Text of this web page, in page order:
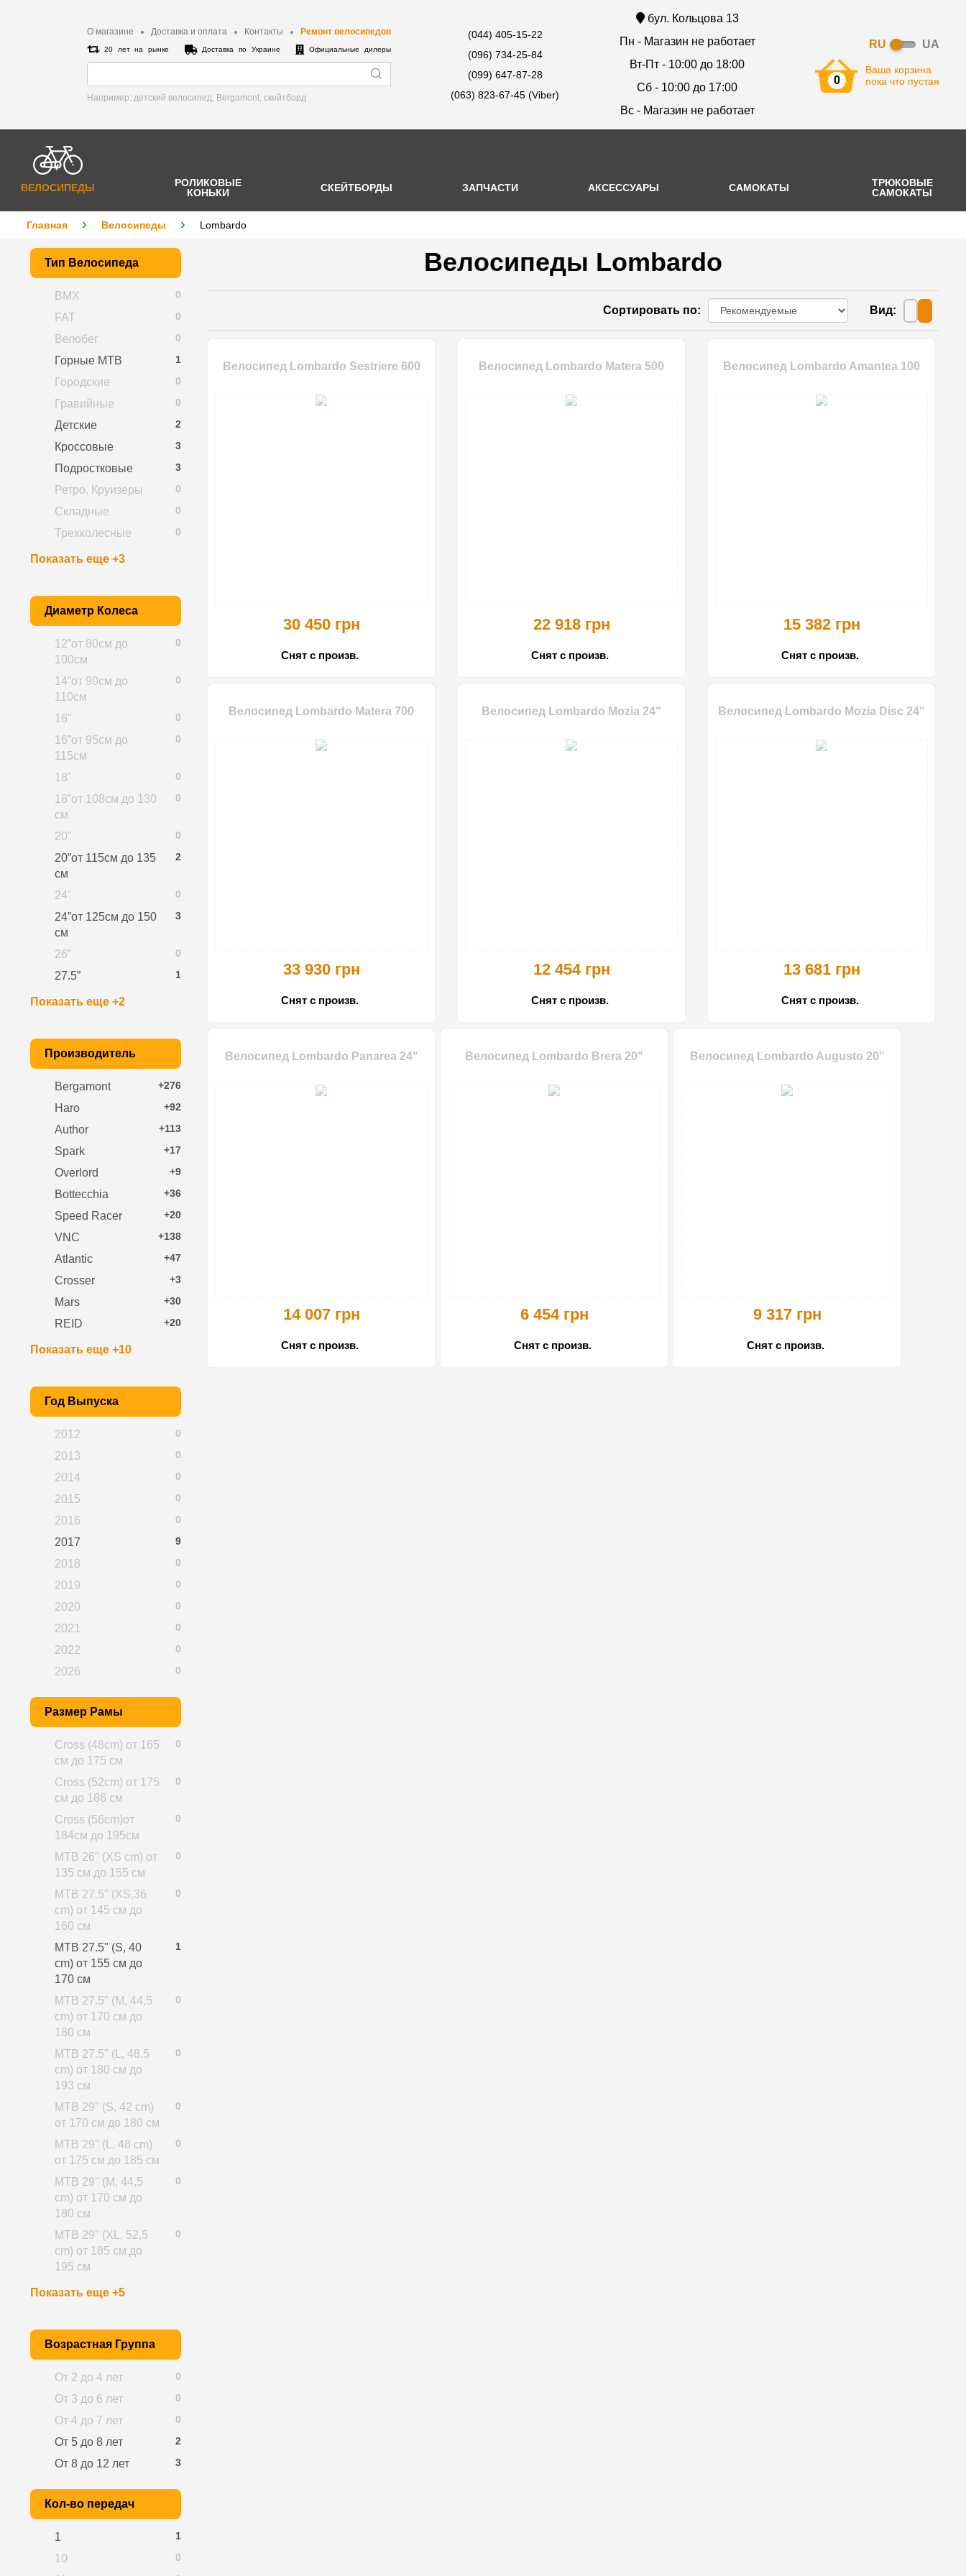
О магазине Доставка и оплата Контакты Ремонт велосипедов
20 лет на рынке Доставка по Украине Официальные дилеры
Например: детский велосипед, Bergamont, cкейтборд
(044) 405-15-22
(096) 734-25-84
(099) 647-87-28
(063) 823-67-45 (Viber)
бул. Кольцова 13
Пн - Магазин не работает
Вт-Пт - 10:00 до 18:00
Сб - 10:00 до 17:00
Вс - Магазин не работает
RU UA
0
Ваша корзина
пока что пустая
ВЕЛОСИПЕДЫ
РОЛИКОВЫЕ
КОНЬКИ
СКЕЙТБОРДЫ ЗАПЧАСТИ АКСЕССУАРЫ САМОКАТЫ
ТРЮКОВЫЕ
САМОКАТЫ
Главная Велосипеды Lombardo
Велосипеды Lombardo
Сортировать по: Вид:
Велосипед Lombardo Sestriere 600
30 450 грн
Снят с произв.
Велосипед Lombardo Matera 500
22 918 грн
Снят с произв.
Велосипед Lombardo Amantea 100
15 382 грн
Снят с произв.
Велосипед Lombardo Matera 700
33 930 грн
Снят с произв.
Велосипед Lombardo Mozia 24"
12 454 грн
Снят с произв.
Велосипед Lombardo Mozia Disc 24"
13 681 грн
Снят с произв.
Велосипед Lombardo Panarea 24"
14 007 грн
Снят с произв.
Велосипед Lombardo Brera 20"
6 454 грн
Снят с произв.
Велосипед Lombardo Augusto 20"
9 317 грн
Снят с произв.
Тип Велосипеда
0
BMX
0
FAT
0
Велобег
1
Горные MTB
0
Городские
0
Гравийные
2
Детские
3
Кроссовые
3
Подростковые
0
Ретро, Круизеры
0
Складные
0
Трехколесные
Показать еще +3
Диаметр Колеса
0
12”от 80см до
100см
0
14”от 90см до
110см
0
16"
0
16”от 95см до
115см
0
18"
0
18”от 108см до 130
см
0
20"
2
20”от 115см до 135
см
0
24"
3
24”от 125см до 150
см
0
26”
1
27.5”
Показать еще +2
Производитель
+276
Bergamont
+92
Haro
+113
Author
+17
Spark
+9
Overlord
+36
Bottecchia
+20
Speed Racer
+138
VNC
+47
Atlantic
+3
Crosser
+30
Mars
+20
REID
Показать еще +10
Год Выпуска
0
2012
0
2013
0
2014
0
2015
0
2016
9
2017
0
2018
0
2019
0
2020
0
2021
0
2022
0
2026
Размер Рамы
0
Cross (48cm) от 165
см до 175 см
0
Cross (52cm) от 175
см до 186 см
0
Cross (56cm)от
184см до 195см
0
MTB 26" (XS cm) от
135 см до 155 см
0
MTB 27.5" (XS,36
cm) от 145 см до
160 см
1
MTB 27.5" (S, 40
cm) от 155 см до
170 см
0
MTB 27.5" (M, 44,5
cm) от 170 см до
180 см
0
MTB 27.5" (L, 48,5
cm) от 180 см до
193 см
0
MTB 29" (S, 42 cm)
от 170 см до 180 см
0
MTB 29" (L, 48 cm)
от 175 см до 185 см
0
MTB 29" (M, 44,5
cm) от 170 см до
180 см
0
MTB 29" (XL, 52,5
cm) от 185 см до
195 см
Показать еще +5
Возрастная Группа
0
От 2 до 4 лет
0
От 3 до 6 лет
0
От 4 до 7 лет
2
От 5 до 8 лет
3
От 8 до 12 лет
Кол-во передач
1
1
0
10